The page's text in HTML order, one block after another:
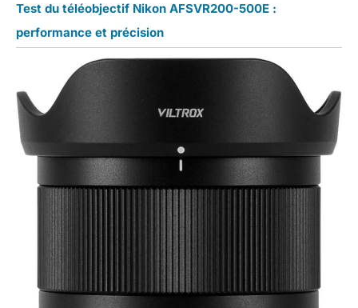
Test du téléobjectif Nikon AFSVR200-500E :
performance et précision